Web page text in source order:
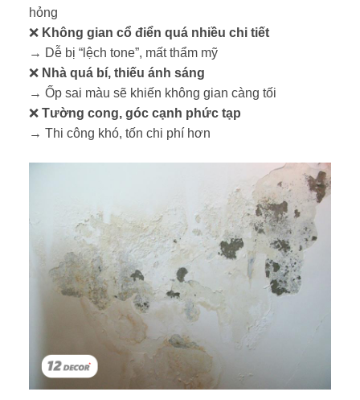
hỏng
❌ Không gian cổ điển quá nhiều chi tiết
→ Dễ bị “lệch tone”, mất thẩm mỹ
❌ Nhà quá bí, thiếu ánh sáng
→ Ốp sai màu sẽ khiến không gian càng tối
❌ Tường cong, góc cạnh phức tạp
→ Thi công khó, tốn chi phí hơn